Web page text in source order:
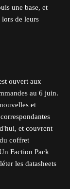
une base, et
de leurs
ouvert aux
au 6 juin.
et
et couvrent
coffret
Faction Pack
les datasheets